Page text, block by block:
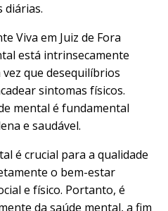
diárias.
Viva em Juiz de Fora
está intrinsecamente
que desequilíbrios
sintomas físicos.
mental é fundamental
e saudável.
é crucial para a qualidade
o bem-estar
e físico. Portanto, é
da saúde mental, a fim